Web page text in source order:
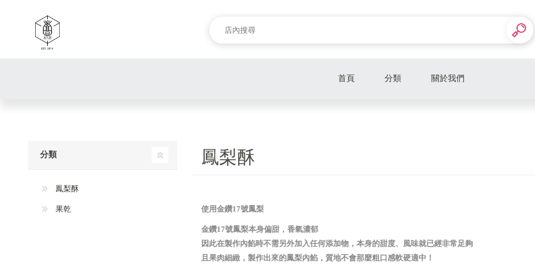
首頁 分類 關於我們
鳳梨酥
使用金鑽17號鳳梨
金鑽17號鳳梨本身偏甜，香氣濃郁
因此在製作內餡時不需另外加入任何添加物，本身的甜度、風味就已經非常足夠
且果肉細緻，製作出來的鳳梨內餡，質地不會那麼粗口感軟硬適中！
分類
鳳梨酥
果乾